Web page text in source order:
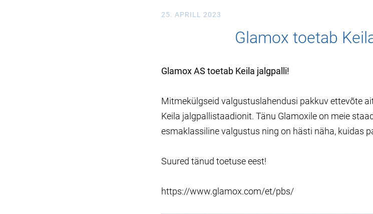
25. APRILL 2023
Glamox toetab
Glamox AS toetab Keila jalgpalli!
Mitmekülgseid valgustuslahendusi pakkuv ettevõte
Keila jalgpallistaadionit. Tänu Glamoxile on meie
esmaklassiline valgustus ning on hästi näha, kuidas
Suured tänud toetuse eest!
https://www.glamox.com/et/pbs/